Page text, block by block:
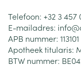
Telefoon: +32 3 457
E-mailadres: info@
APB nummer: 113101
Apotheek titularis:
BTW nummer: